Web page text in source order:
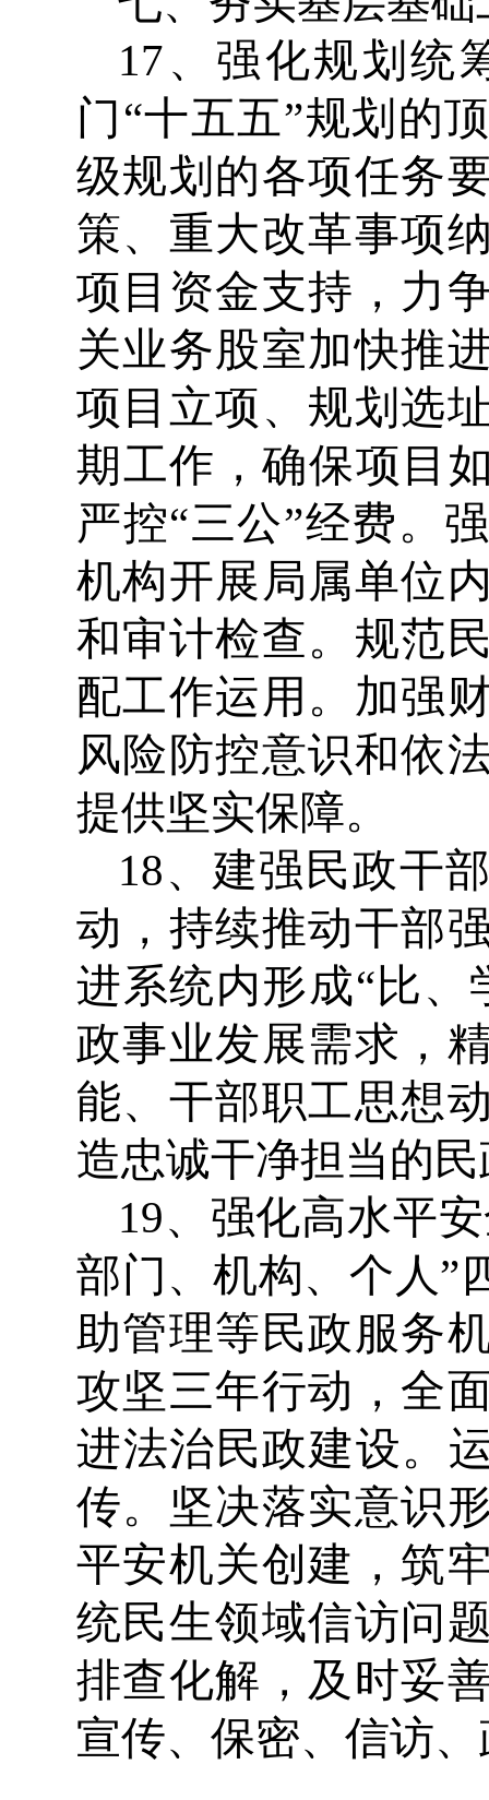
17、强化规划统
门“十五五”规划的
级规划的各项任务
策、重大改革事项
项目资金支持，力
关业务股室加快推
项目立项、规划选
期工作，确保项目
严控“三公”经费。
机构开展局属单位
和审计检查。规范
配工作运用。加强
风险防控意识和依
提供坚实保障。
18、建强民政干
动，持续推动干部
进系统内形成“比
政事业发展需求，
能、干部职工思想
造忠诚干净担当的
19、强化高水平
部门、机构、个人”
助管理等民政服务
攻坚三年行动，全
进法治民政建设。
传。坚决落实意识
平安机关创建，筑
统民生领域信访问
排查化解，及时妥
宣传、保密、信访